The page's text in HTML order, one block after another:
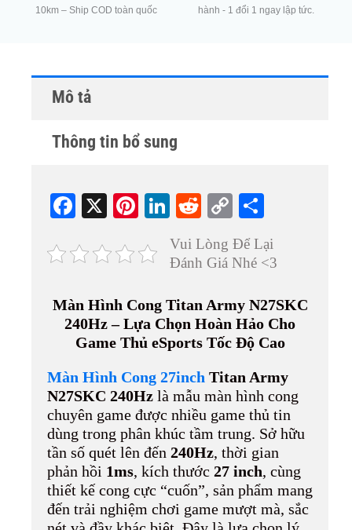
10km – Ship COD toàn quốc
hành - 1 đổi 1 ngay lập tức.
Mô tả
Thông tin bổ sung
Fa
bo
X
Pi
er
t
Li
ed
R
di
C
op
y
nk
re
Vui Lòng Để Lại
Đánh Giá Nhé <3
Màn Hình Cong Titan Army N27SKC
240Hz – Lựa Chọn Hoàn Hảo Cho
Game Thủ eSports Tốc Độ Cao
Màn Hình Cong 27inch Titan Army
N27SKC 240Hz là mẫu màn hình cong
chuyên game được nhiều game thủ tin
dùng trong phân khúc tầm trung. Sở hữu
tần số quét lên đến 240Hz, thời gian
phản hồi 1ms, kích thước 27 inch, cùng
thiết kế cong cực “cuốn”, sản phẩm mang
đến trải nghiệm chơi game mượt mà, sắc